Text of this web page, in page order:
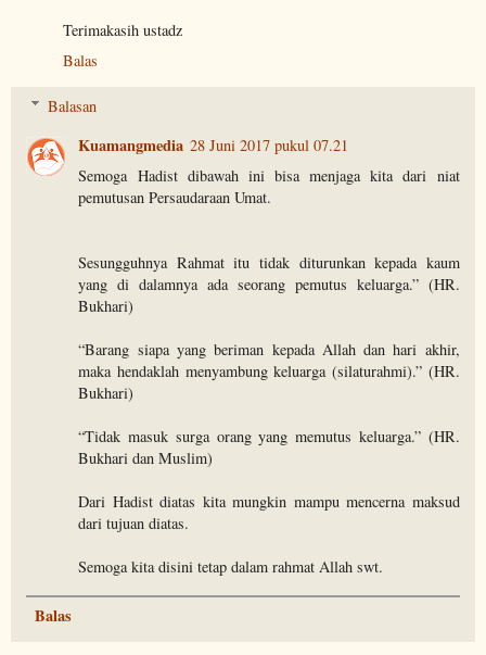
Terimakasih ustadz
Balas
Balasan
Kuamangmedia 28 Juni 2017 pukul 07.21
Semoga Hadist dibawah ini bisa menjaga kita dari niat
pemutusan Persaudaraan Umat.
Sesungguhnya Rahmat itu tidak diturunkan kepada kaum
yang di dalamnya ada seorang pemutus keluarga.” (HR.
Bukhari)
“Barang siapa yang beriman kepada Allah dan hari akhir,
maka hendaklah menyambung keluarga (silaturahmi).” (HR.
Bukhari)
“Tidak masuk surga orang yang memutus keluarga.” (HR.
Bukhari dan Muslim)
Dari Hadist diatas kita mungkin mampu mencerna maksud
dari tujuan diatas.
Semoga kita disini tetap dalam rahmat Allah swt.
Balas